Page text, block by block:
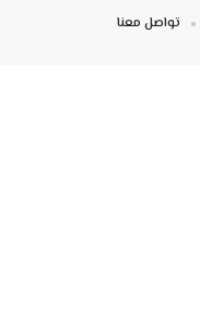
تواصل معنا